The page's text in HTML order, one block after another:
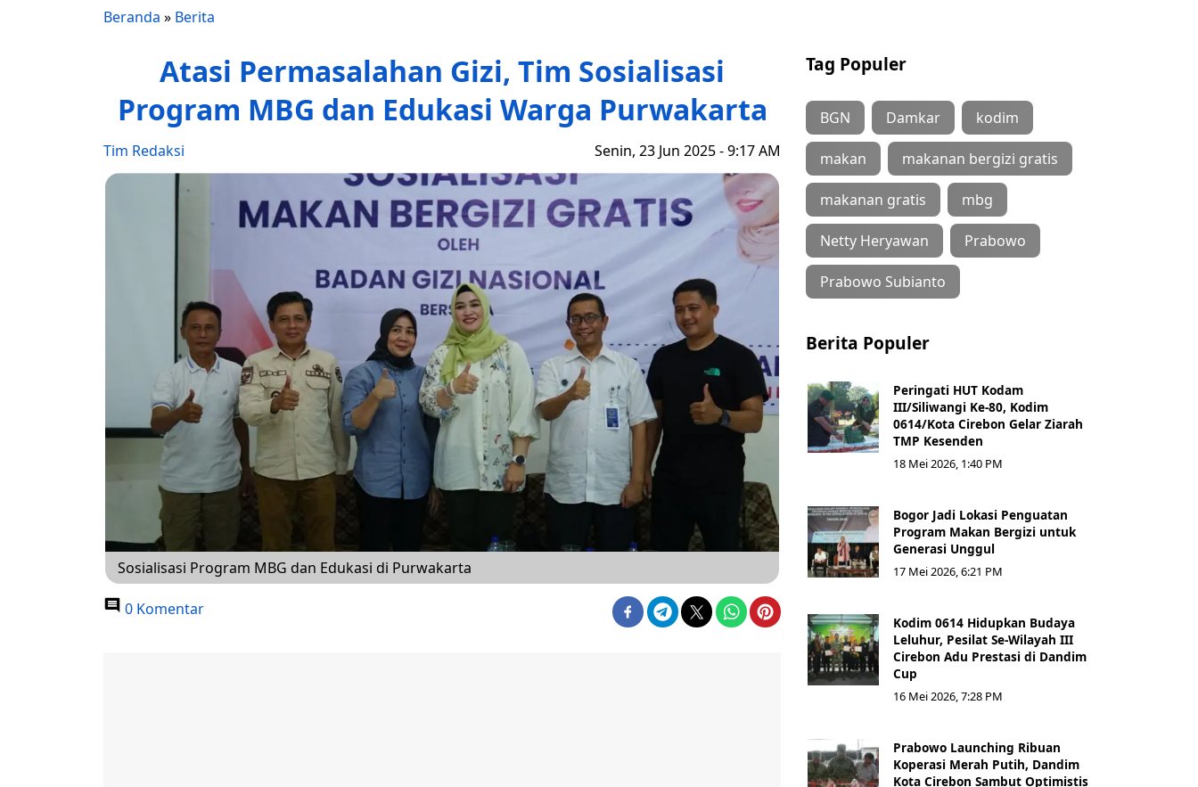
Beranda » Berita
Atasi Permasalahan Gizi, Tim Sosialisasi
Program MBG dan Edukasi Warga Purwakarta
Tim Redaksi Senin, 23 Jun 2025 - 9:17 AM
Sosialisasi Program MBG dan Edukasi di Purwakarta
0 Komentar
Tag Populer
BGN Damkar kodim
makan makanan bergizi gratis
makanan gratis mbg
Netty Heryawan Prabowo
Prabowo Subianto
Berita Populer
Peringati HUT Kodam
III/Siliwangi Ke-80, Kodim
0614/Kota Cirebon Gelar Ziarah
TMP Kesenden
18 Mei 2026, 1:40 PM
Bogor Jadi Lokasi Penguatan
Program Makan Bergizi untuk
Generasi Unggul
17 Mei 2026, 6:21 PM
Kodim 0614 Hidupkan Budaya
Leluhur, Pesilat Se-Wilayah III
Cirebon Adu Prestasi di Dandim
Cup
16 Mei 2026, 7:28 PM
Prabowo Launching Ribuan
Koperasi Merah Putih, Dandim
Kota Cirebon Sambut Optimistis